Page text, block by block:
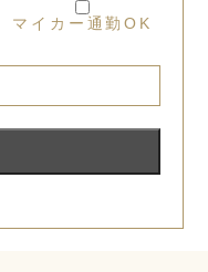
マイカー通勤OK